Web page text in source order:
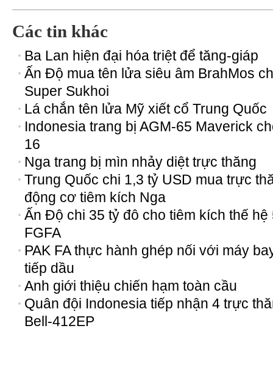
Các tin khác
Ba Lan hiện đại hóa triệt để tăng-giáp
Ấn Độ mua tên lửa siêu âm BrahMos
Super Sukhoi
Lá chắn tên lửa Mỹ xiết cổ Trung Quốc
Indonesia trang bị AGM-65 Maverick
16
Nga trang bị mìn nhảy diệt trực thăng
Trung Quốc chi 1,3 tỷ USD mua trực
động cơ tiêm kích Nga
Ấn Độ chi 35 tỷ đô cho tiêm kích thế hệ
FGFA
PAK FA thực hành ghép nối với máy
tiếp dầu
Anh giới thiệu chiến hạm toàn cầu
Quân đội Indonesia tiếp nhận 4 trực
Bell-412EP